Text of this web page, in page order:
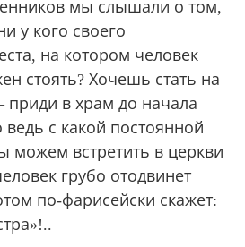
мы слышали о том,
у кого своего
на котором человек
стоять? Хочешь стать на
в храм до начала
с какой постоянной
можем встретить в церкви
грубо отодвинет
по-фарисейски скажет: